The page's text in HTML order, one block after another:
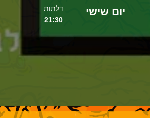
יום שישי
דלתות
21:30